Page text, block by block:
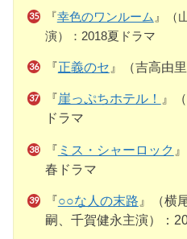
『幸色のワンルーム 』（
演）：2018夏ドラマ
『正義のセ 』（吉高由
『崖っぷちホテル！
』
ドラマ
『 ミス・シャーロック
春ドラマ
『○○な人の末路 』（横
嗣、千賀健永主演）：